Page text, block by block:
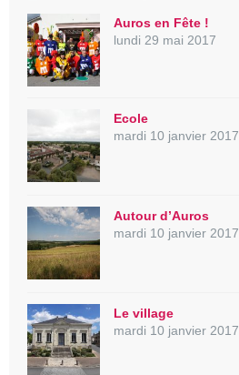
Auros en Fête !
lundi 29 mai 2017
Ecole
mardi 10 janvier 2017
Autour d’Auros
mardi 10 janvier 2017
Le village
mardi 10 janvier 2017